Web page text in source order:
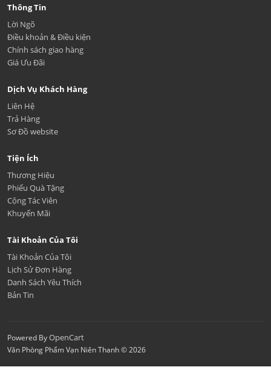
Thông Tin
Lời Ngõ
Điều khoản & Điều kiện
Chính sách giao hàng
Giá Ưu Đãi
Dịch Vụ Khách Hàng
Liên Hệ
Trả Hàng
Sơ Đồ website
Tiện Ích
Thương Hiệu
Phiếu Quà Tặng
Cộng Tác Viên
Khuyến Mãi
Tài Khoản Của Tôi
Tài Khoản Của Tôi
Lịch Sử Đơn Hàng
Danh Sách Yêu Thích
Bản Tin
Powered ByOpenCart
Văn Phòng Phẩm Vạn Niên Thanh © 2026